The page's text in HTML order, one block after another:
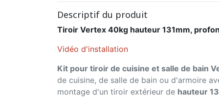
Descriptif du produit
Tiroir Vertex 40kg hauteur 131mm,
Vidéo d'installation
Kit pour tiroir de cuisine et salle de bain
de cuisine, de salle de bain ou d'armoire
montage d'un tiroir extérieur de hauteur